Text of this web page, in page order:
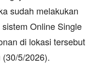
sudah melakukan
Online Single
di lokasi tersebut
(30/5/2026).